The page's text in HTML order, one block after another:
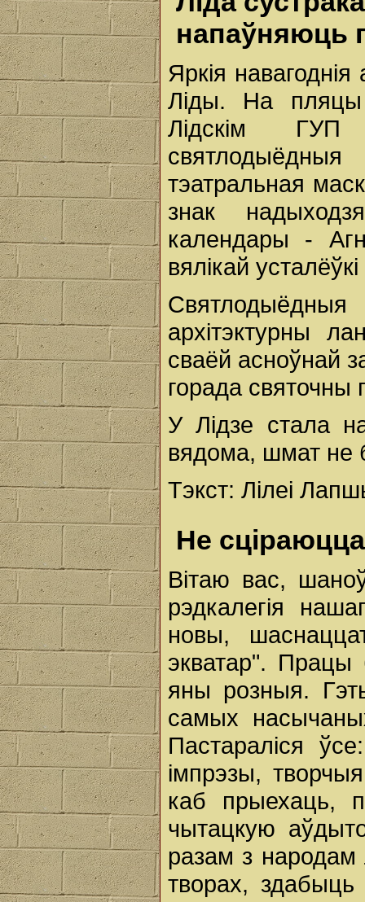
напаўняюць
Яркія
Ліды. На пляцы
Лідскім
тэатральная
знак
календары -
вялікай
архітэктурны
сваёй асноўнай
горада святочны
У Лідзе стала
вядома, шмат не
Тэкст: Лілеі
Не
Вітаю вас,
рэдкалегія
новы,
экватар".
яны розныя.
самых
Пастараліся
імпрэзы,
каб прыехаць,
чытацкую
разам з народам
творах, здабыць